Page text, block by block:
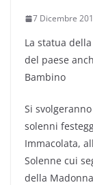
7 Dicembre
La statua
del paese
Bambino
Si
solenni
Immacolata,
Solenne cui
della